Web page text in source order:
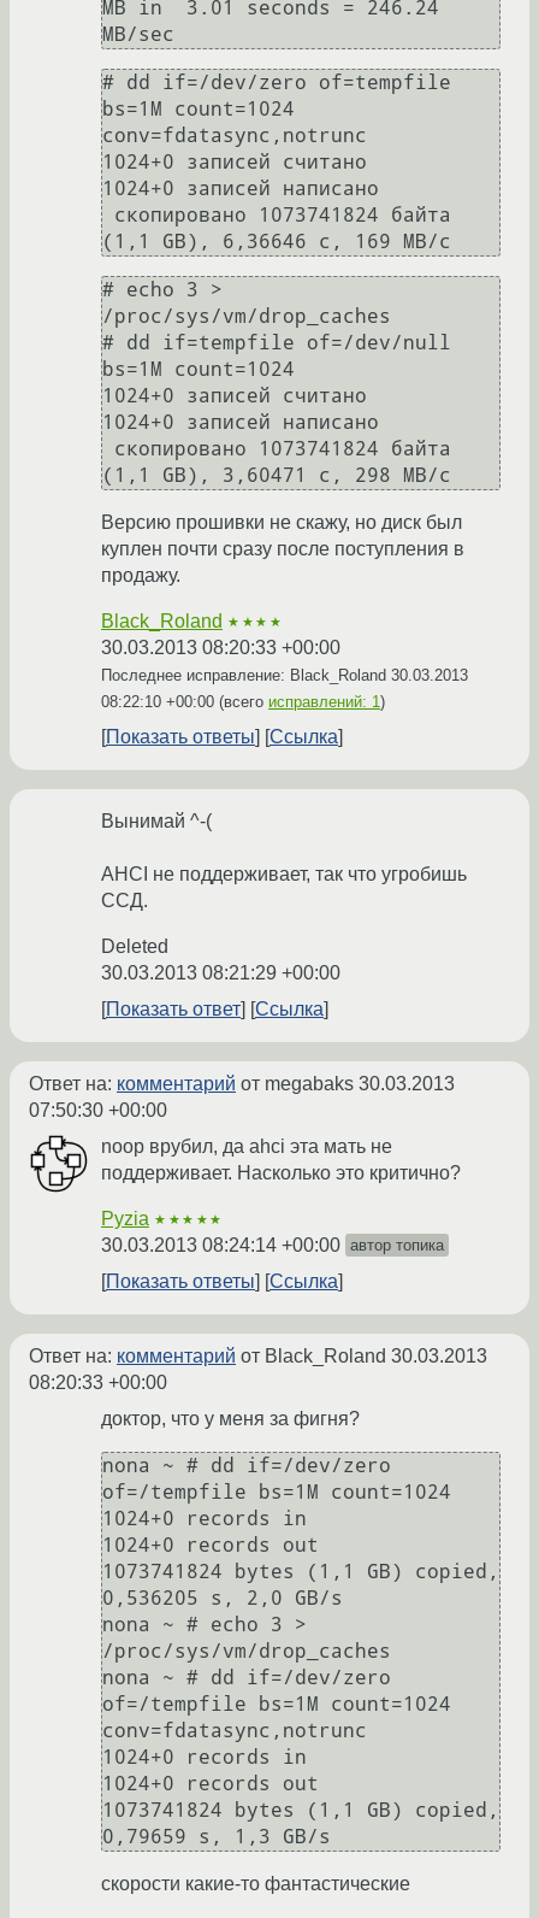
MB in  3.01 seconds = 246.24
MB/sec
# dd if=/dev/zero of=tempfile
bs=1M count=1024
conv=fdatasync,notrunc
1024+0 записей считано
1024+0 записей написано
(1,1 GB), 6,36646 c, 169 MB/c
# echo 3 >
/proc/sys/vm/drop_caches
# dd if=tempfile of=/dev/null
bs=1M count=1024
1024+0 записей считано
1024+0 записей написано
(1,1 GB), 3,60471 c, 298 MB/c
Версию прошивки не скажу, но диск был
куплен почти сразу после поступления в
продажу.
Black_Roland ★★★★
30.03.2013 08:20:33 +00:00
Последнее исправление: Black_Roland 30.03.2013
08:22:10 +00:00 (всего исправлений: 1)
Показать ответы Ссылка
Вынимай ^-(
AHCI не поддерживает, так что угробишь
ССД.
Deleted
30.03.2013 08:21:29 +00:00
Показать ответ
Ссылка
Ответ на: комментарий от megabaks 30.03.2013
07:50:30 +00:00
noop врубил, да ahci эта мать не
поддерживает. Насколько это критично?
Pyzia ★★★★★
30.03.2013 08:24:14 +00:00 автор топика
Показать ответы Ссылка
Ответ на: комментарий от Black_Roland 30.03.2013
08:20:33 +00:00
доктор, что у меня за фигня?
nona ~ # dd if=/dev/zero
of=/tempfile bs=1M count=1024
1024+0 records in
1024+0 records out
1073741824 bytes (1,1 GB) copied,
0,536205 s, 2,0 GB/s
nona ~ # echo 3 >
/proc/sys/vm/drop_caches
nona ~ # dd if=/dev/zero
of=/tempfile bs=1M count=1024
conv=fdatasync,notrunc
1024+0 records in
1024+0 records out
1073741824 bytes (1,1 GB) copied,
скорости какие-то фантастические